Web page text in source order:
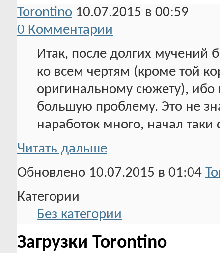
Torontino 10.07.2015 в 00:59
0 Комментарии
Итак, после долгих мучений
ко всем чертям (кроме той
оригинальному сюжету),
большую проблему. Это не
наработок много, начал
Читать дальше
Обновлено 10.07.2015 в 01:04
Категории
Без категории
Загрузки Torontino